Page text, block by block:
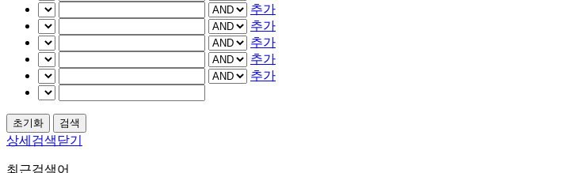
추가
추가
추가
추가
추가
상세검색닫기
최근검색어